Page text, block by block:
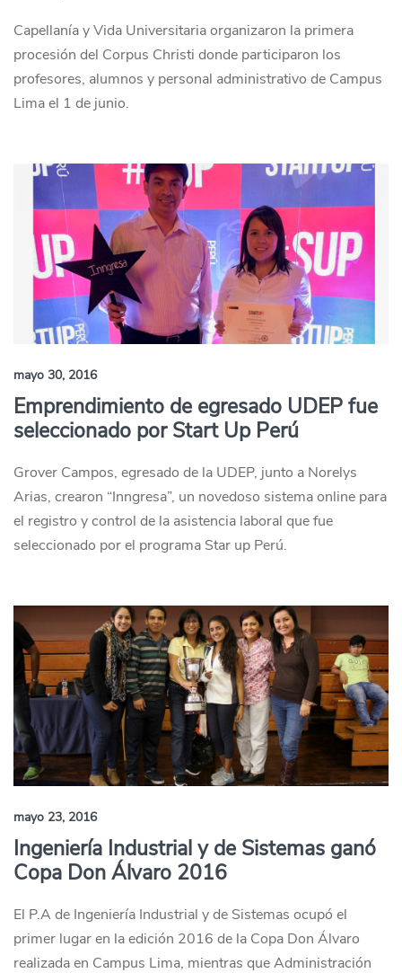
Capellanía y Vida Universitaria organizaron la primera
procesión del Corpus Christi donde participaron los
profesores, alumnos y personal administrativo de Campus
Lima el 1 de junio.
mayo 30, 2016
Emprendimiento de egresado UDEP fue
seleccionado por Start Up Perú
Grover Campos, egresado de la UDEP, junto a Norelys
Arias, crearon “Inngresa”, un novedoso sistema online para
el registro y control de la asistencia laboral que fue
seleccionado por el programa Star up Perú.
mayo 23, 2016
Ingeniería Industrial y de Sistemas ganó
Copa Don Álvaro 2016
El P.A de Ingeniería Industrial y de Sistemas ocupó el
primer lugar en la edición 2016 de la Copa Don Álvaro
realizada en Campus Lima, mientras que Administración